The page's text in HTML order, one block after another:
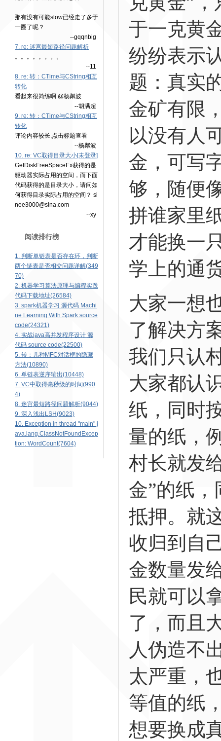
那有没有可能slow已经走了多于
一圈了呢？
--gqqnbig
7. re: 迷宫最短路径问题解析
。。。。。。。。
--11
8. re: 转：CTime与CString相互
转化
看起来很简练啊 @杨粼波
--胡满超
9. re: 转：CTime与CString相互
转化
评论内容较长,点击标题查看
--杨粼波
10. re: VC取得目录大小[未登录]
GetDiskFreeSpaceEx获得的是
驱动器实际占用的空间，而下面
代码获得的是目录大小，请问如
何获得目录实际占用的空间？ si
nee3000@sina.com
--xy
阅读排行榜
1. 判断单链表是否存在环，判断
两个链表是否相交问题详解(349
70)
2. 机器学习算法原理与编程实践
代码下载地址(26584)
3. spark机器学习 源代码 Machi
ne Learning With Spark source
code(24321)
4. 实战java高并发程序设计 源
代码 source code(22500)
5. 转：几种MFC对话框的隐藏
方法(10890)
6. 单链表逆序输出(10448)
7. VC中取得毫秒级的时间(990
4)
8. 迷宫最短路径问题解析(9044)
9. 深入浅出LSH(9023)
10. Exception in thread "main" j
ava.lang.ClassNotFoundExcep
tion: WordCount(7604)
于一克黄
纷纷表示
题：真实
金矿有限
以没有人
金，可写
够，随便
拼谁家里
才能换一
学上的通
大家一想
了解决方
我们只认
大家都认
纸，同时
量的纸，
村长就发
金”的纸
抵押。就
收归到自
金数量发
民就可以
了，而且
人伪造不
太严重，
等值的纸
想要换成